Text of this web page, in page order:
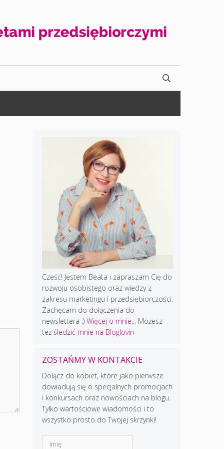
Cześć! Jestem Beata i zapraszam Cię do
rozwoju osobistego oraz wiedzy z
zakresu marketingu i przedsiębiorczości.
Zachęcam do dołączenia do
newslettera :) Więcej o mnie...
Możesz
też śledzić mnie na Bloglovin
ZOSTAŃMY W KONTAKCIE
Dołącz do kobiet, które jako pierwsze
dowiadują się o specjalnych promocjach
i konkursach oraz nowościach na blogu.
Tylko wartościowe wiadomości i to
wszystko prosto do Twojej skrzynki!